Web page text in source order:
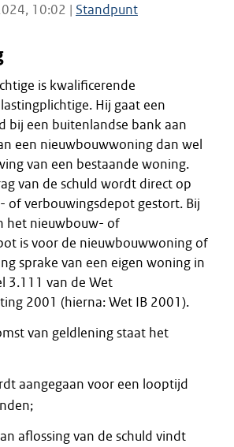
10:02 | Standpunt
is kwalificerende
Hij gaat een
bij een buitenlandse bank aan
een nieuwbouwwoning dan wel
van een bestaande woning.
van de schuld wordt direct op
of verbouwingsdepot gestort. Bij
het nieuwbouw- of
is voor de nieuwbouwwoning of
sprake van een eigen woning in
3.111 van de Wet
2001 (hierna: Wet IB 2001).
van geldlening staat het
aangegaan voor een looptijd
aflossing van de schuld vindt